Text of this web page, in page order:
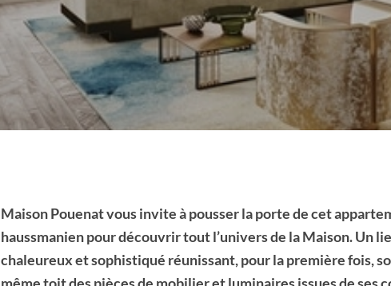
Maison Pouenat vous invite à pousser la porte de cet
haussmanien pour découvrir tout l’univers de la Maison. Un
chaleureux et sophistiqué réunissant, pour la première fois,